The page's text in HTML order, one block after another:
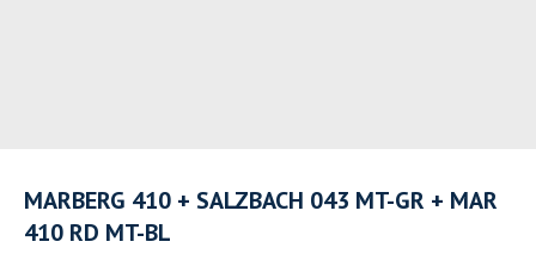
MARBERG 410 + SALZBACH 043 MT-GR + MAR
410 RD MT-BL